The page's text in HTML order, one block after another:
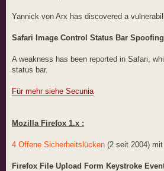
Yannick von Arx has discovered a
Safari Image Control Status Bar
A weakness has been reported in Safari,
status bar.
Für mehr siehe Secunia
Mozilla Firefox 1.x :
4 Offene Sicherheitslücken (2 seit 2004)
Firefox File Upload Form Keystroke